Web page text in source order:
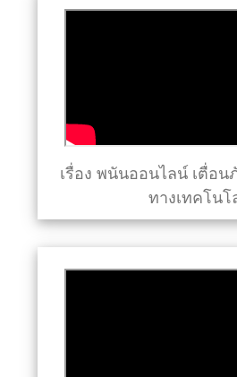
เรื่อง พนันออนไลน์ เตื่อ
ทางเทคโนโ